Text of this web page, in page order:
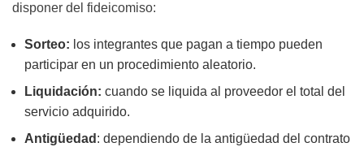
disponer del fideicomiso:
Sorteo: los integrantes que pagan a tiempo pueden
participar en un procedimiento aleatorio.
Liquidación: cuando se liquida al proveedor el total del
servicio adquirido.
Antigüedad : dependiendo de la antigüedad del contrato